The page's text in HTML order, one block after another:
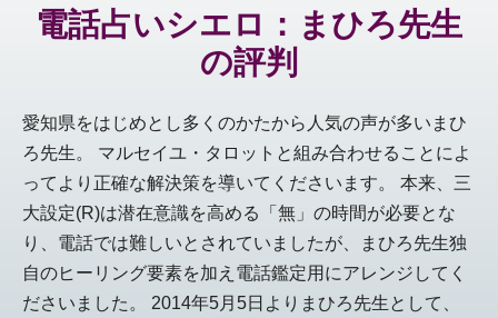
電話占いシエロ：まひろ先生
の評判
愛知県をはじめとし多くのかたから人気の声が多いまひ
ろ先生。 マルセイユ・タロットと組み合わせることによ
ってより正確な解決策を導いてくださいます。 本来、三
大設定(R)は潜在意識を高める「無」の時間が必要とな
り、電話では難しいとされていましたが、まひろ先生独
自のヒーリング要素を加え電話鑑定用にアレンジしてく
ださいました。 2014年5月5日よりまひろ先生として、